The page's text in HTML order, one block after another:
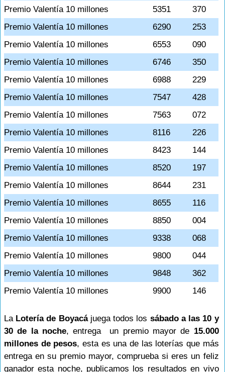
Premio Valentía 10 millones
5351
370
Premio Valentía 10 millones
6290
253
Premio Valentía 10 millones
6553
090
Premio Valentía 10 millones
6746
350
Premio Valentía 10 millones
6988
229
Premio Valentía 10 millones
7547
428
Premio Valentía 10 millones
7563
072
Premio Valentía 10 millones
8116
226
Premio Valentía 10 millones
8423
144
Premio Valentía 10 millones
8520
197
Premio Valentía 10 millones
8644
231
Premio Valentía 10 millones
8655
116
Premio Valentía 10 millones
8850
004
Premio Valentía 10 millones
9338
068
Premio Valentía 10 millones
9800
044
Premio Valentía 10 millones
9848
362
Premio Valentía 10 millones
9900 146
La Lotería de Boyacá juega todos los sábado a las 10 y
30 de la noche, entrega un premio mayor de 15.000
millones de pesos, esta es una de las loterías que más
entrega en su premio mayor, comprueba si eres un feliz
ganador esta noche, publicamos los resultados en vivo